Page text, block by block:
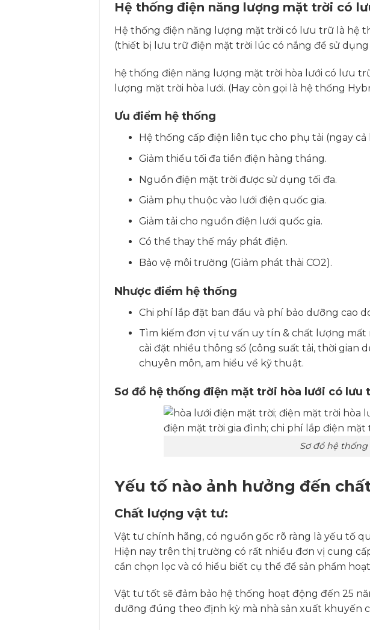
Hệ thống điện năng lượng mặt trời có
Hệ thống điện năng lượng mặt trời có lưu trữ là hệ
(thiết bị lưu trữ điện mặt trời lúc có nắng để sử
hệ thống điện năng lượng mặt trời hòa lưới có lưu
lượng mặt trời hòa lưới. (Hay còn gọi là hệ thống
Ưu điểm hệ thống
Hệ thống cấp điện liên tục cho phụ tải (ngay
Giảm thiểu tối đa tiền điện hàng tháng.
Nguồn điện mặt trời được sử dụng tối đa.
Giảm phụ thuộc vào lưới điện quốc gia.
Giảm tải cho nguồn điện lưới quốc gia.
Có thể thay thế máy phát điện.
Bảo vệ môi trường (Giảm phát thải CO2).
Nhược điểm hệ thống
Chi phí lắp đặt ban đầu và phí bảo dưỡng cao
Tìm kiếm đơn vị tư vấn uy tín & chất lượng
cài đặt nhiều thông số (công suất tải, thời gian
chuyên môn, am hiểu về kỹ thuật.
Sơ đồ hệ thống điện mặt trời hòa lưới có lưu
Sơ đồ hệ
Yếu tố nào ảnh hưởng đến
Chất lượng vật tư:
Vật tư chính hãng, có nguồn gốc rõ ràng là yếu tố
Hiện nay trên thị trường có rất nhiều đơn vị cung
cần chọn lọc và có hiểu biết cụ thể để sản phẩm
Vật tư tốt sẽ đảm bảo hệ thống hoạt động đến 25
dưỡng đúng theo định kỳ mà nhà sản xuất khuyến